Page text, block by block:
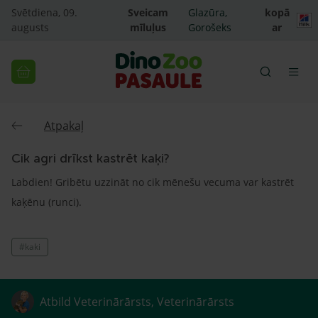
Svētdiena, 09.
augusts
Sveicam
mīluļus
Glazūra,
Gorošeks
kopā
ar
Atpakaļ
Cik agri drīkst kastrēt kaķi?
Labdien! Gribētu uzzināt no cik mēnešu vecuma var kastrēt
kaķēnu (runci).
#kaki
Atbild Veterinārārsts, Veterinārārsts